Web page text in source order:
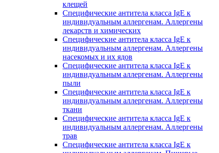
клещей
Специфические антитела класса IgE к
индивидуальным аллергенам. Аллергены
лекарств и химических
Специфические антитела класса IgE к
индивидуальным аллергенам. Аллергены
насекомых и их ядов
Специфические антитела класса IgE к
индивидуальным аллергенам. Аллергены
пыли
Специфические антитела класса IgE к
индивидуальным аллергенам. Аллергены
ткани
Специфические антитела класса IgE к
индивидуальным аллергенам. Аллергены
трав
Специфические антитела класса IgE к